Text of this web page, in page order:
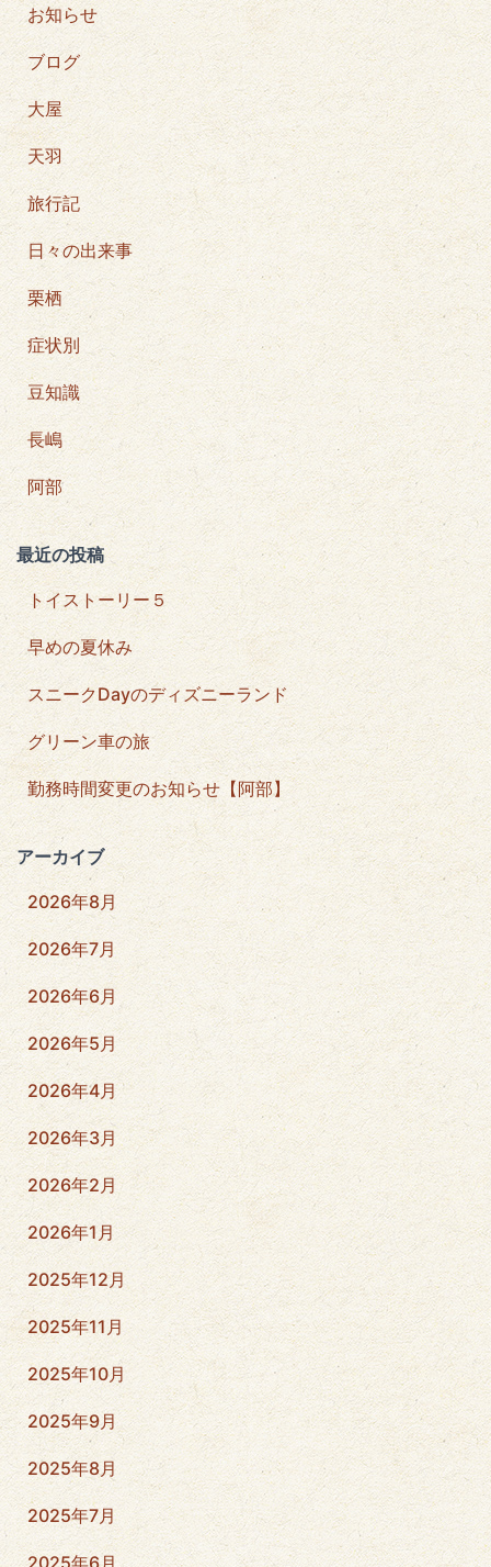
お知らせ
ブログ
大屋
天羽
旅行記
日々の出来事
栗栖
症状別
豆知識
長嶋
阿部
最近の投稿
トイストーリー５
早めの夏休み
スニークDayのディズニーランド
グリーン車の旅
勤務時間変更のお知らせ【阿部】
アーカイブ
2026年8月
2026年7月
2026年6月
2026年5月
2026年4月
2026年3月
2026年2月
2026年1月
2025年12月
2025年11月
2025年10月
2025年9月
2025年8月
2025年7月